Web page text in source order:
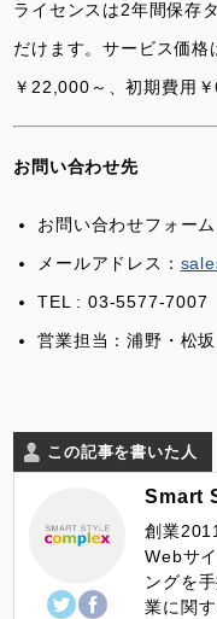
ライセンスは2年間保存
だけます。サービス価格
￥22,000～、初期費用
お問い合わせ先
お問い合わせフォーム
メールアドレス：
TEL : 03-5577-7007
営業担当：浦野・松坂
この記事を書いた人
Smart
創業
Webサ
ングを
業に関